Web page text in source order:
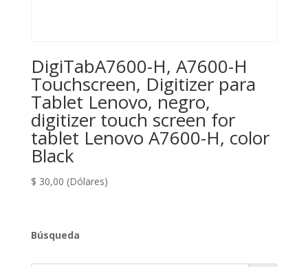
DigiTabA7600-H, A7600-H
Touchscreen, Digitizer para
Tablet Lenovo, negro,
digitizer touch screen for
tablet Lenovo A7600-H, color
Black
$ 30,00 (Dólares)
Búsqueda